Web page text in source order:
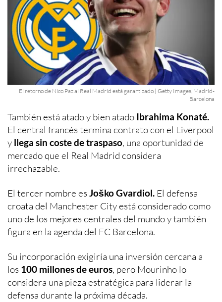
El retorno de Nico Paz al Real Madrid está garantizado | Getty Images, Madrid-
Barcelona
También está atado y bien atado Ibrahima Konaté.
El central francés termina contrato con el Liverpool
y llega sin coste de traspaso, una oportunidad de
mercado que el Real Madrid considera
irrechazable.
El tercer nombre es Joško Gvardiol. El defensa
croata del Manchester City está considerado como
uno de los mejores centrales del mundo y también
figura en la agenda del FC Barcelona.
Su incorporación exigiría una inversión cercana a
los 100 millones de euros, pero Mourinho lo
considera una pieza estratégica para liderar la
defensa durante la próxima década.